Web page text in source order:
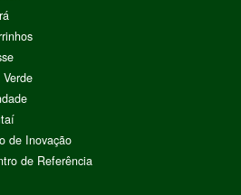
de Inovação
de Referência